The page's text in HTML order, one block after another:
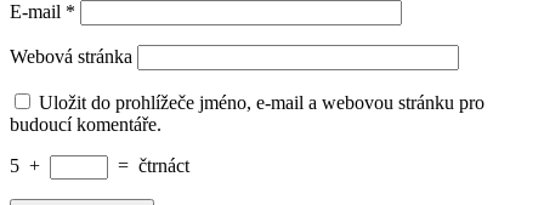
E-mail *
Webová stránka
Uložit do prohlížeče jméno, e-mail a webovou stránku pro
budoucí komentáře.
5 + = čtrnáct